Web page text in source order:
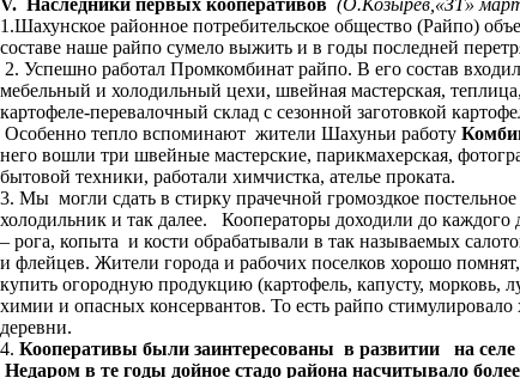
V. Наследники первых кооперативов (О.Козырев,«ЗТ»
1.Шахунское районное потребительское общество (Райпо)
составе наше райпо сумело выжить и в годы последней
2. Успешно работал Промкомбинат райпо. В его состав
мебельный и холодильный цехи, швейная мастерская,
картофеле-перевалочный склад с сезонной заготовкой
Особенно тепло вспоминают жители Шахуньи работу
него вошли три швейные мастерские, парикмахерская,
бытовой техники, работали химчистка, ателье проката.
3. Мы могли сдать в стирку прачечной громоздкое
холодильник и так далее. Кооператоры доходили до
– рога, копыта и кости обрабатывали в так называемых
и флейцев. Жители города и рабочих поселков хорошо
купить огородную продукцию (картофель, капусту, морковь,
химии и опасных консервантов. То есть райпо
деревни.
4. Кооперативы были заинтересованы в развитии на селе
Недаром в те годы дойное стадо района насчитывало